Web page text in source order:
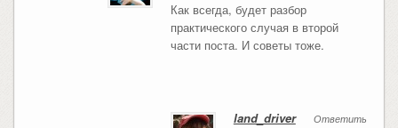
Как всегда, будет разбор
практического случая в второй
части поста. И советы тоже.
Ответить
land_driver